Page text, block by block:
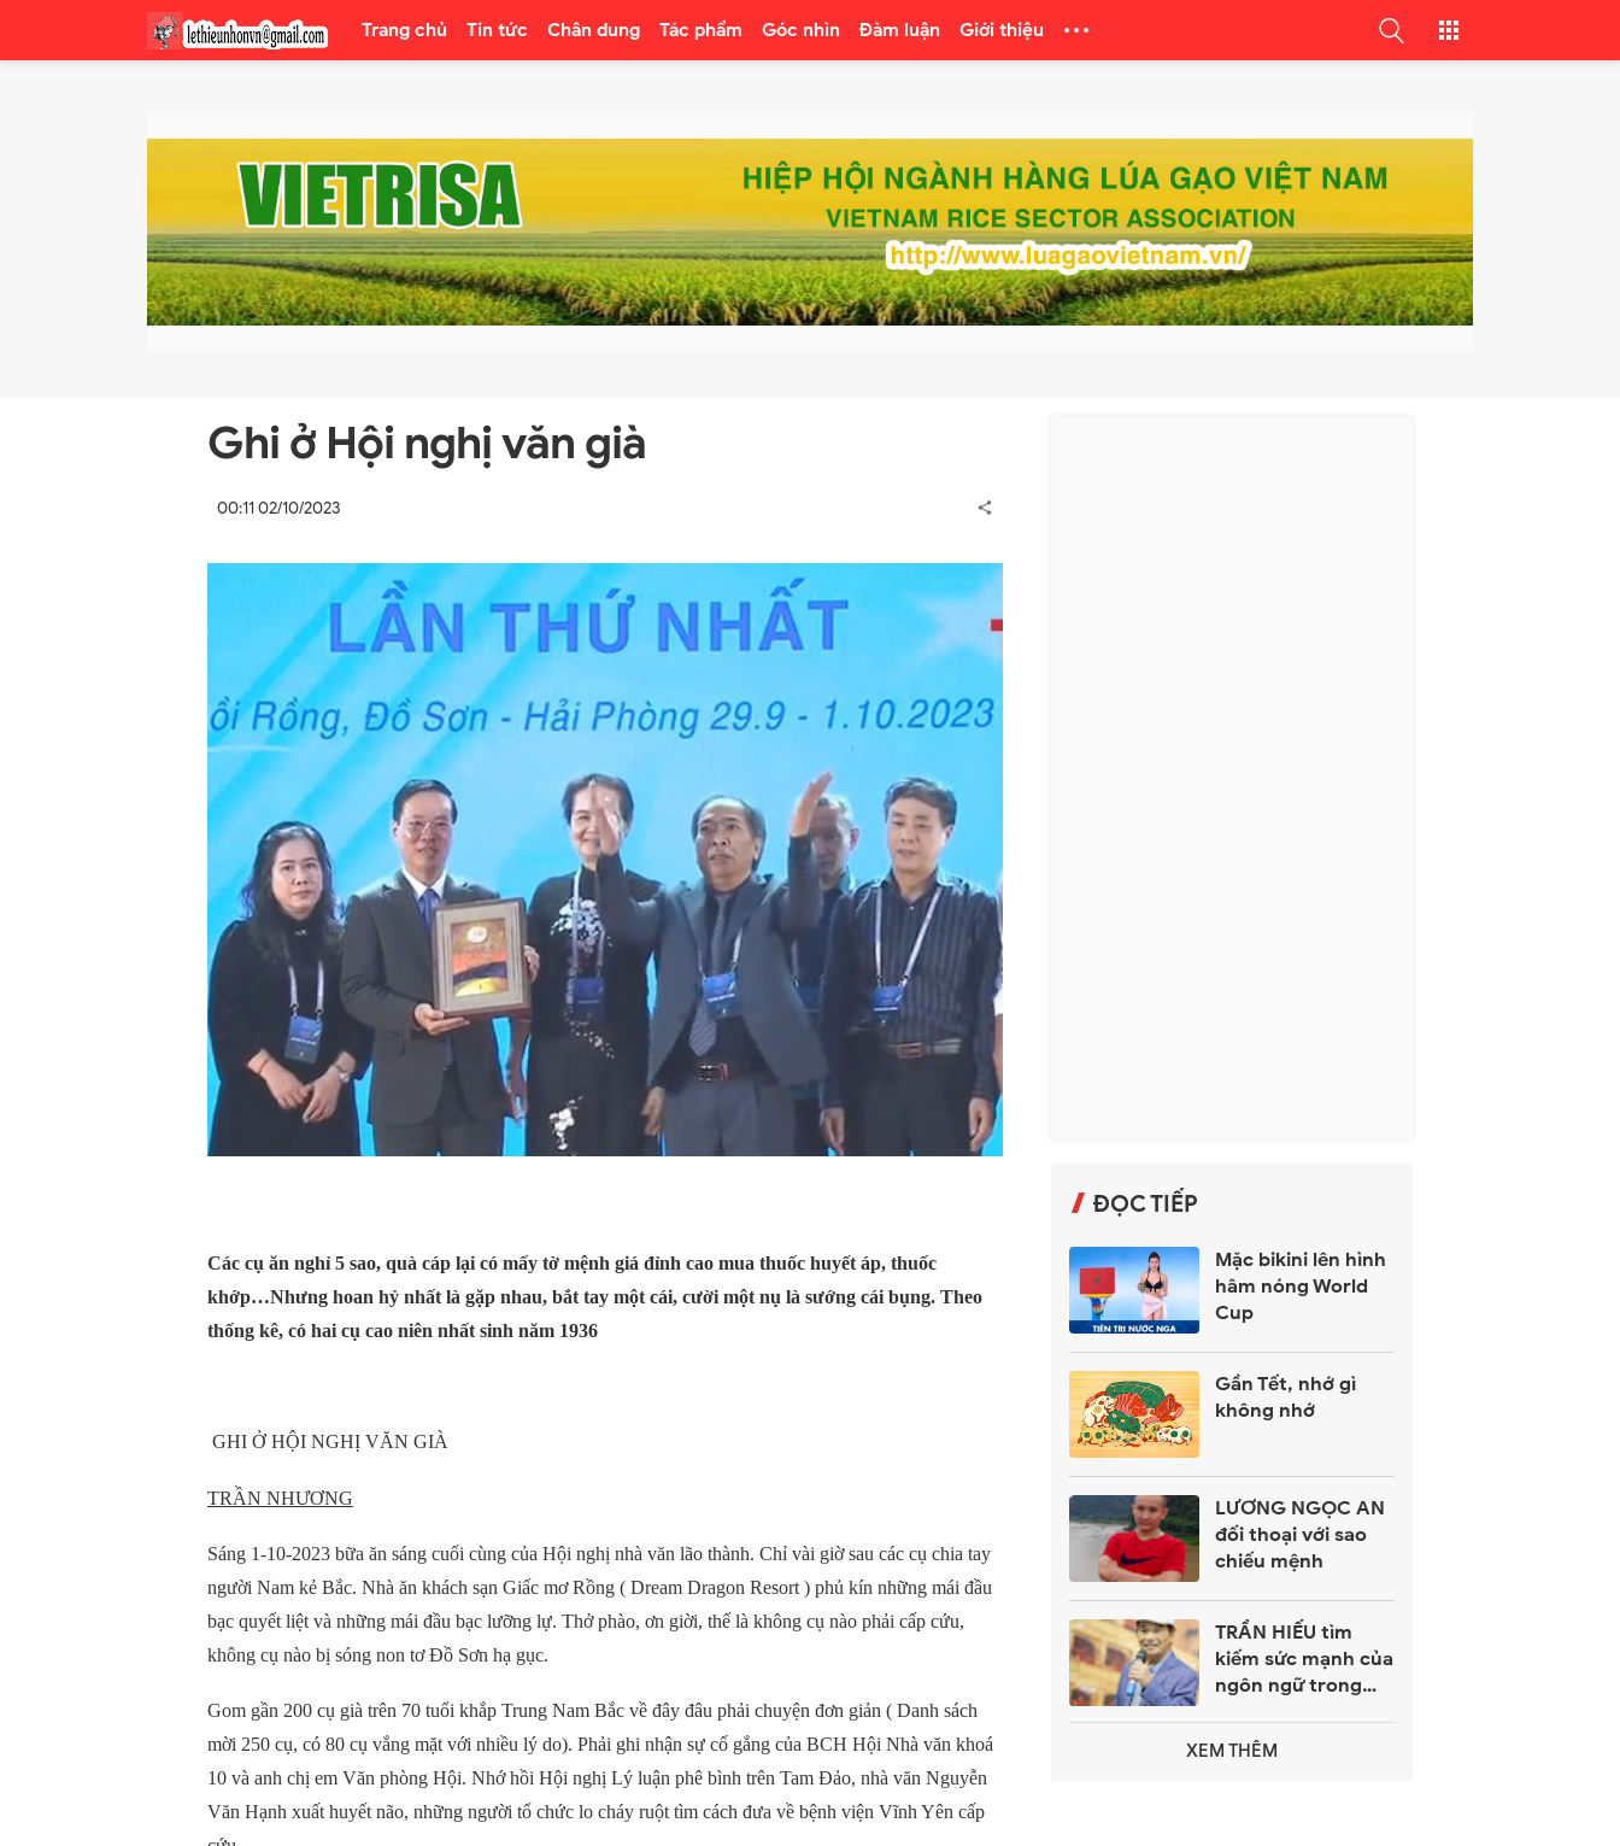
Trang chủ Tin tức Chân dung Tác phẩm Góc nhìn Đàm luận Giới thiệu
Ghi ở Hội nghị văn già
00:11 02/10/2023
Các cụ ăn nghỉ 5 sao, quà cáp lại có mấy tờ mệnh giá đỉnh cao mua thuốc huyết áp, thuốc
khớp…Nhưng hoan hỷ nhất là gặp nhau, bắt tay một cái, cười một nụ là sướng cái bụng. Theo
thống kê, có hai cụ cao niên nhất sinh năm 1936
GHI Ở HỘI NGHỊ VĂN GIÀ
TRẦN NHƯƠNG
Sáng 1-10-2023 bữa ăn sáng cuối cùng của Hội nghị nhà văn lão thành. Chỉ vài giờ sau các cụ chia tay
người Nam kẻ Bắc. Nhà ăn khách sạn Giấc mơ Rồng ( Dream Dragon Resort ) phủ kín những mái đầu
bạc quyết liệt và những mái đầu bạc lưỡng lự. Thở phào, ơn giời, thế là không cụ nào phải cấp cứu,
không cụ nào bị sóng non tơ Đồ Sơn hạ gục.
Gom gần 200 cụ già trên 70 tuổi khắp Trung Nam Bắc về đây đâu phải chuyện đơn giản ( Danh sách
mời 250 cụ, có 80 cụ vắng mặt với nhiều lý do). Phải ghi nhận sự cố gắng của BCH Hội Nhà văn khoá
10 và anh chị em Văn phòng Hội. Nhớ hồi Hội nghị Lý luận phê bình trên Tam Đảo, nhà văn Nguyễn
Văn Hạnh xuất huyết não, những người tổ chức lo cháy ruột tìm cách đưa về bệnh viện Vĩnh Yên cấp
ĐỌC TIẾP
Mặc bikini lên hình
hâm nóng World
Cup
Gần Tết, nhớ gì
không nhớ
LƯƠNG NGỌC AN
đối thoại với sao
chiếu mệnh
TRẦN HIẾU tìm
kiếm sức mạnh của
ngôn ngữ trong
XEM THÊM